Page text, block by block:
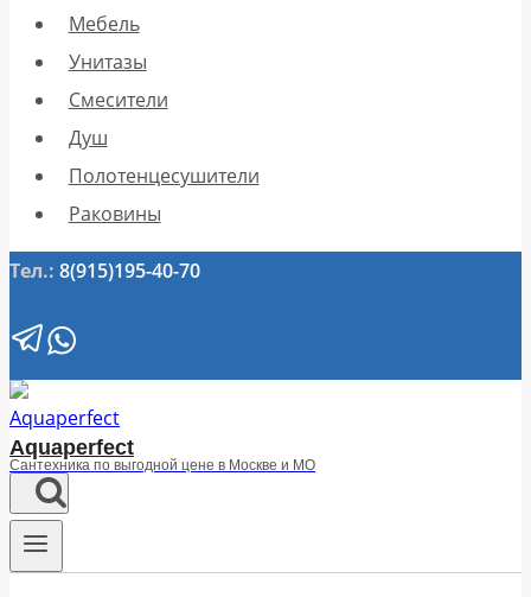
Мебель
Унитазы
Смесители
Душ
Полотенцесушители
Раковины
Тел.: 8(915)195-40-70
Aquaperfect
Сантехника по выгодной цене в Москве и МО